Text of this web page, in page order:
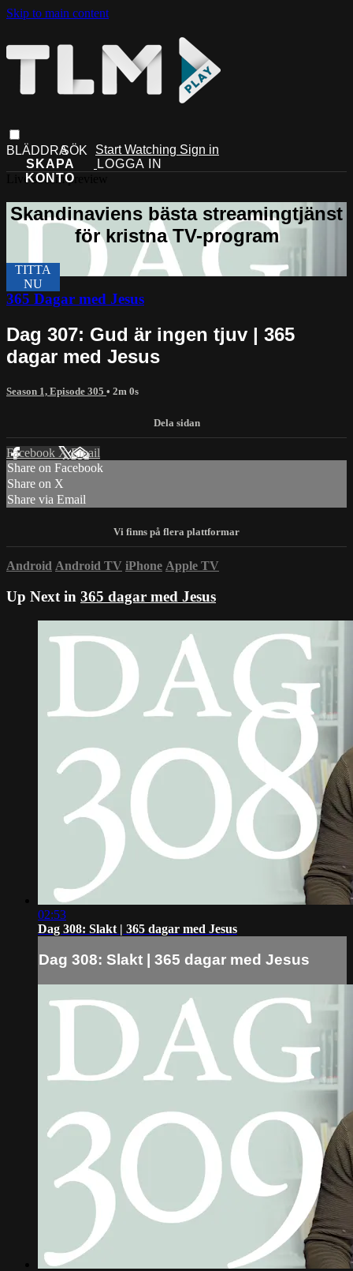
Skip to main content
Start Watching Sign in
Live stream preview
365 Dagar med Jesus
Dag 307: Gud är ingen tjuv | 365
dagar med Jesus
Season 1, Episode 305 • 2m 0s
Facebook XEmail
Share on Facebook
Share on X
Share via Email
Android Android TV iPhone Apple TV
Up Next in 365 dagar med Jesus
02:53
Dag 308: Slakt | 365 dagar med Jesus
Dag 308: Slakt | 365 dagar med Jesus